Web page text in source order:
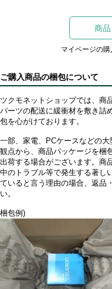
商品
マイページの
ご購入商品の梱包について
ツクモネットショップでは、商
パーツの配送に緩衝材を敷き詰
包を心がけております。
一部、家電、PCケースなどの
観点から、商品パッケージを梱
出荷する場合がございます。商
中のトラブル等で発生する著し
ていると言う理由の場合、返品
い。
梱包例)